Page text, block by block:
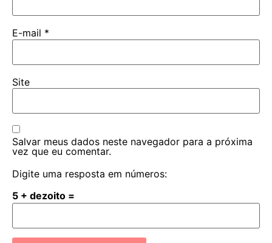
E-mail *
Site
Salvar meus dados neste navegador para a próxima
vez que eu comentar.
Digite uma resposta em números:
5 + dezoito =